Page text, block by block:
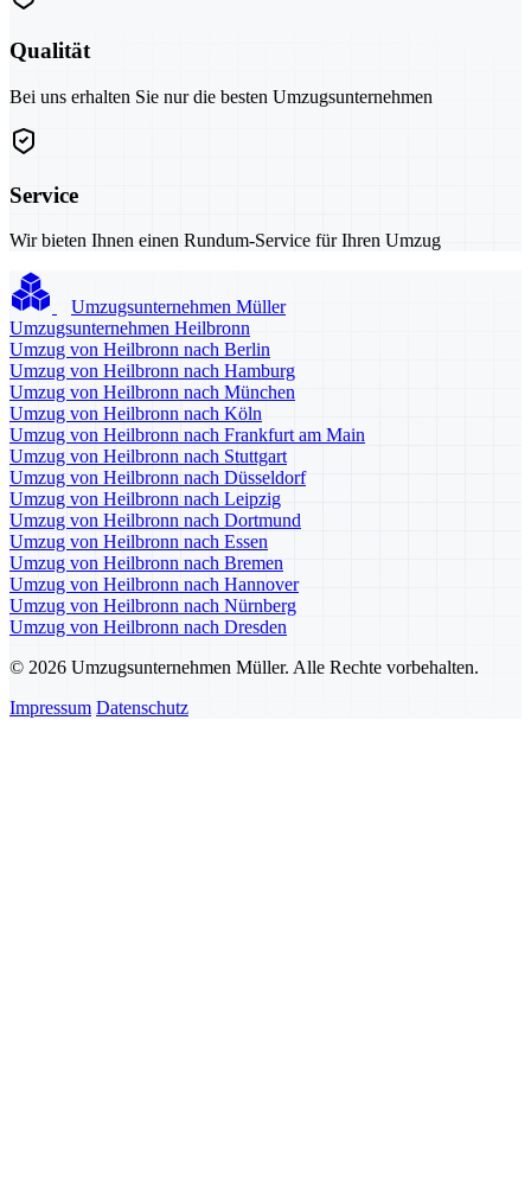
Qualität
Bei uns erhalten Sie nur die besten Umzugsunternehmen
Service
Wir bieten Ihnen einen Rundum-Service für Ihren Umzug
Umzugsunternehmen Müller
Umzugsunternehmen Heilbronn
Umzug von Heilbronn nach Berlin
Umzug von Heilbronn nach Hamburg
Umzug von Heilbronn nach München
Umzug von Heilbronn nach Köln
Umzug von Heilbronn nach Frankfurt am Main
Umzug von Heilbronn nach Stuttgart
Umzug von Heilbronn nach Düsseldorf
Umzug von Heilbronn nach Leipzig
Umzug von Heilbronn nach Dortmund
Umzug von Heilbronn nach Essen
Umzug von Heilbronn nach Bremen
Umzug von Heilbronn nach Hannover
Umzug von Heilbronn nach Nürnberg
Umzug von Heilbronn nach Dresden
© 2026 Umzugsunternehmen Müller. Alle Rechte vorbehalten.
Impressum Datenschutz